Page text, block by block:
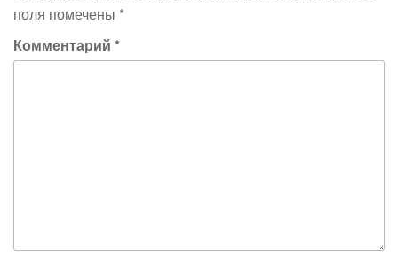
поля помечены *
Комментарий *